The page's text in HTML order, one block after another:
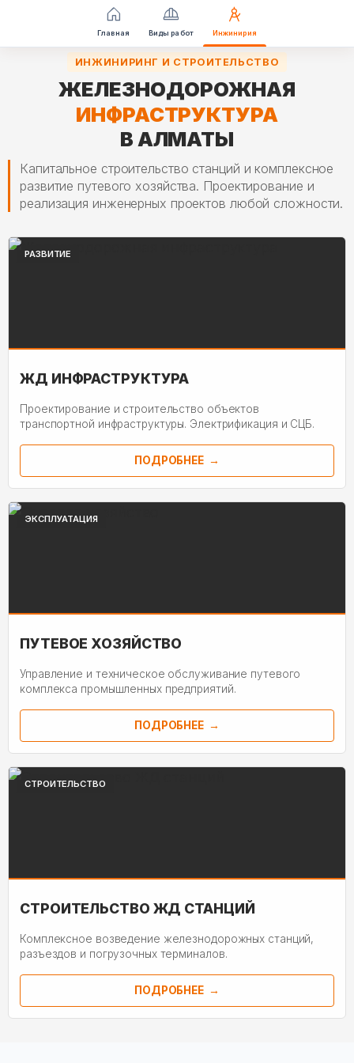
ИНЖИНИРИНГ И СТРОИТЕЛЬСТВО
ЖЕЛЕЗНОДОРОЖНАЯ
ИНФРАСТРУКТУРА
В АЛМАТЫ
Капитальное строительство станций и комплексное
развитие путевого хозяйства. Проектирование и
реализация инженерных проектов любой сложности.
РАЗВИТИЕ
ЖД ИНФРАСТРУКТУРА
Проектирование и строительство объектов
транспортной инфраструктуры. Электрификация и СЦБ.
ПОДРОБНЕЕ
ЭКСПЛУАТАЦИЯ
ПУТЕВОЕ ХОЗЯЙСТВО
Управление и техническое обслуживание путевого
комплекса промышленных предприятий.
ПОДРОБНЕЕ
СТРОИТЕЛЬСТВО
СТРОИТЕЛЬСТВО ЖД СТАНЦИЙ
Комплексное возведение железнодорожных станций,
разъездов и погрузочных терминалов.
ПОДРОБНЕЕ
Главная Виды работ Инжинирия